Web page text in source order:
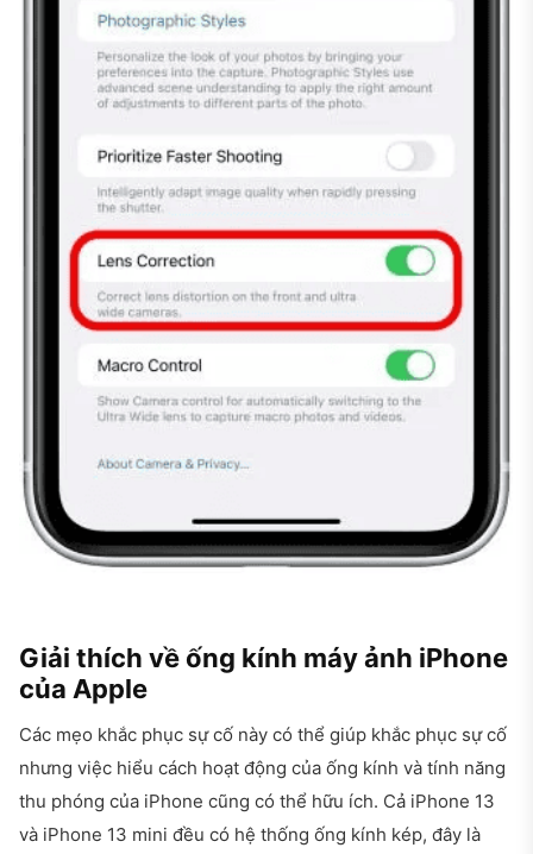
Giải thích về ống kính máy ảnh iPhone
của Apple
Các mẹo khắc phục sự cố này có thể giúp khắc phục sự cố
nhưng việc hiểu cách hoạt động của ống kính và tính năng
thu phóng của iPhone cũng có thể hữu ích. Cả iPhone 13
và iPhone 13 mini đều có hệ thống ống kính kép, đây là